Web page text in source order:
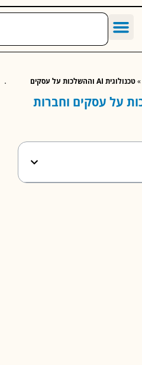
טכנולוגית AI וההשלכות על עסקים